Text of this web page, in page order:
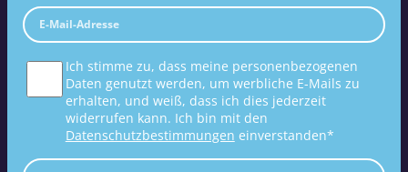
Ich stimme zu, dass meine personenbezogenen
Daten genutzt werden, um werbliche E-Mails zu
erhalten, und weiß, dass ich dies jederzeit
widerrufen kann. Ich bin mit den
Datenschutzbestimmungen einverstanden*